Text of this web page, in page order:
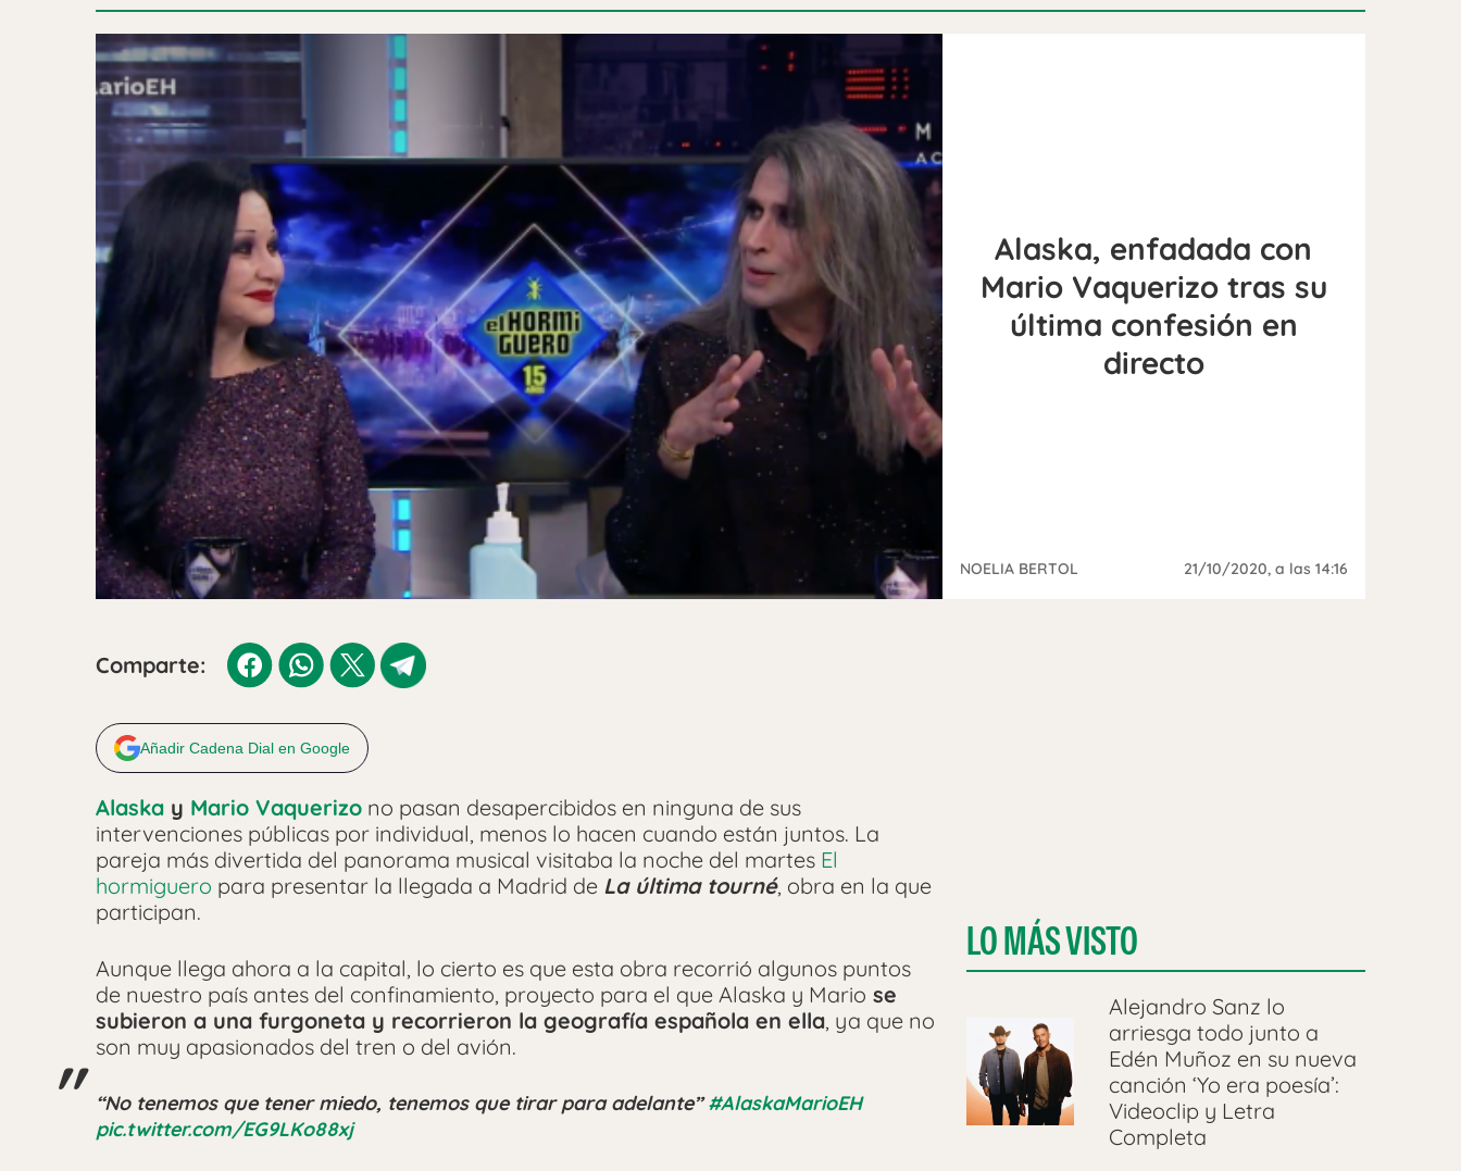
Alaska, enfadada con
Mario Vaquerizo tras su
última confesión en
directo
NOELIA BERTOL 21/10/2020, a las 14:16
Comparte:
Añadir Cadena Dial en Google
Alaska y Mario Vaquerizo no pasan desapercibidos en ninguna de sus
intervenciones públicas por individual, menos lo hacen cuando están juntos. La
pareja más divertida del panorama musical visitaba la noche del martes El
hormiguero para presentar la llegada a Madrid de La última tourné, obra en la que
participan.
Aunque llega ahora a la capital, lo cierto es que esta obra recorrió algunos puntos
de nuestro país antes del confinamiento, proyecto para el que Alaska y Mario se
subieron a una furgoneta y recorrieron la geografía española en ella, ya que no
son muy apasionados del tren o del avión.
“No tenemos que tener miedo, tenemos que tirar para adelante”#AlaskaMarioEH
pic.twitter.com/EG9LKo88xj
LO MÁS VISTO
Alejandro Sanz lo
arriesga todo junto a
Edén Muñoz en su nueva
canción ‘Yo era poesía’:
Videoclip y Letra
Completa